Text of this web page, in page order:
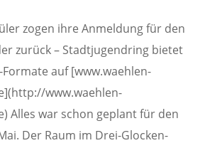
zogen ihre Anmeldung für den
zurück – Stadtjugendring bietet
auf [www.waehlen-
www.waehlen-
Alles war schon geplant für den
Der Raum im Drei-Glocken-